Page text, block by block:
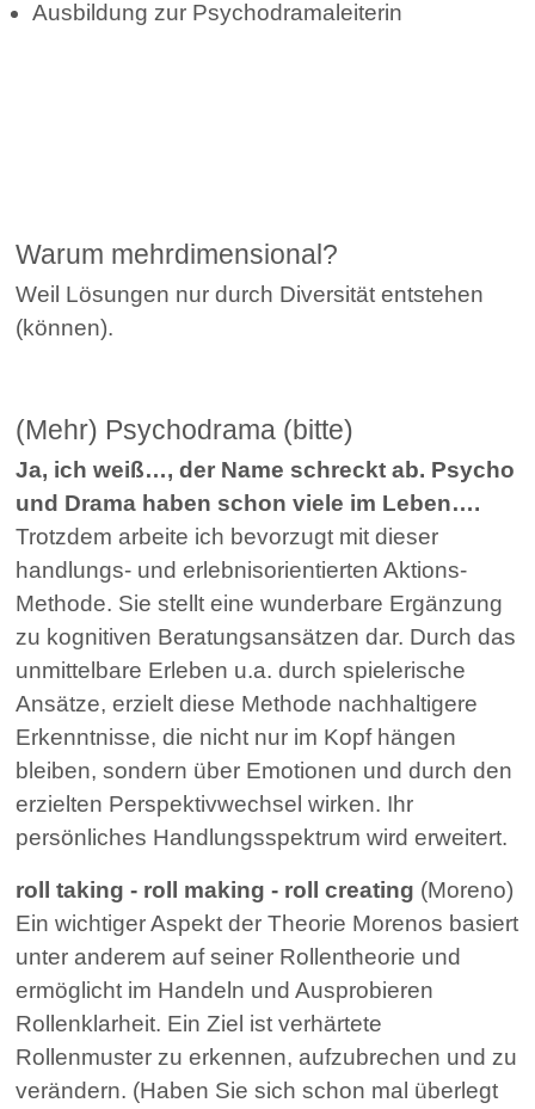
Ausbildung zur Psychodramaleiterin
Warum mehrdimensional?
Weil Lösungen nur durch Diversität entstehen
(können).
(Mehr) Psychodrama (bitte)
Ja, ich weiß…, der Name schreckt ab. Psycho
und Drama haben schon viele im Leben….
Trotzdem arbeite ich bevorzugt mit dieser
handlungs- und erlebnisorientierten Aktions-
Methode. Sie stellt eine wunderbare Ergänzung
zu kognitiven Beratungsansätzen dar. Durch das
unmittelbare Erleben u.a. durch spielerische
Ansätze, erzielt diese Methode nachhaltigere
Erkenntnisse, die nicht nur im Kopf hängen
bleiben, sondern über Emotionen und durch den
erzielten Perspektivwechsel wirken. Ihr
persönliches Handlungsspektrum wird erweitert.
roll taking - roll making - roll creating (Moreno)
Ein wichtiger Aspekt der Theorie Morenos basiert
unter anderem auf seiner Rollentheorie und
ermöglicht im Handeln und Ausprobieren
Rollenklarheit. Ein Ziel ist verhärtete
Rollenmuster zu erkennen, aufzubrechen und zu
verändern. (Haben Sie sich schon mal überlegt